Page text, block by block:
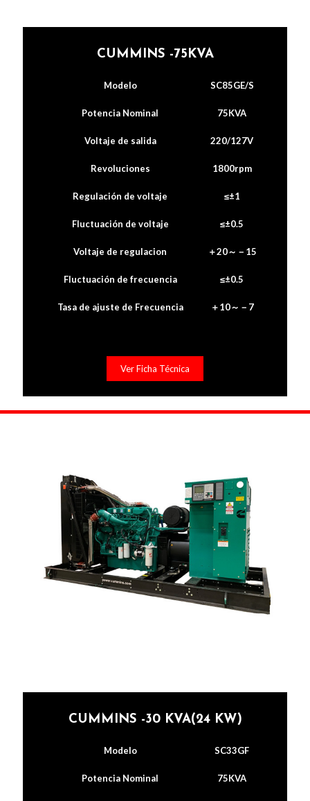
CUMMINS -75KVA
Modelo SC85GE/S
Potencia Nominal 75KVA
Voltaje de salida 220/127V
Revoluciones 1800rpm
Regulación de voltaje ≤±1
Fluctuación de voltaje ≤±0.5
Voltaje de regulacion ＋20～－15
Fluctuación de frecuencia ≤±0.5
Tasa de ajuste de Frecuencia ＋10～－7
Ver Ficha Técnica
CUMMINS -30 KVA(24 KW)
Modelo SC33GF
Potencia Nominal 75KVA